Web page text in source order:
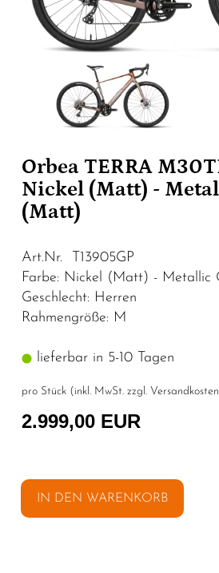
Orbea TERRA
Nickel (Matt) -
(Matt)
Art.Nr. T13905GP
Farbe: Nickel (Matt) - Metallic
Geschlecht: Herren
Rahmengröße: M
lieferbar in 5-10 Tagen
pro Stück (inkl. MwSt. zzgl.
2.999,00 EUR
IN DEN WARENKORB